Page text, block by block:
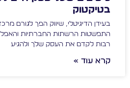
בטיקטוק
בעידן הדיגיטלי, שיווק הפך לגורם
התפשטות הרשתות החברתיות
רבות לקדם את העסק שלך ולהגיע
קרא עוד »